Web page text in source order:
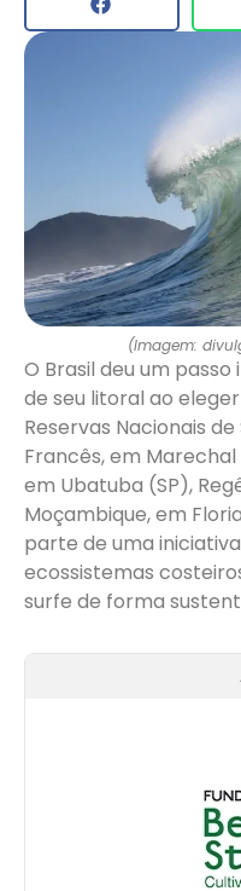
(Imagem:
O Brasil deu um
de seu litoral ao
Reservas Nacionais
Francês, em
em Ubatuba (SP),
Moçambique, em
parte de uma
ecossistemas
surfe de forma